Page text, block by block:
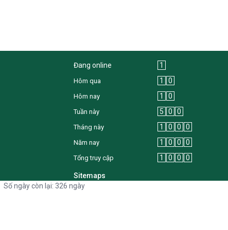
Đang online 1
Hôm qua 1 0
Hôm nay 1 0
Tuần này 5 0 0
Tháng này 1 0 0 0
Năm nay 1 0 0 0
Tổng truy cập 1 0 0 0
Sitemaps
Số ngày còn lại: 326 ngày